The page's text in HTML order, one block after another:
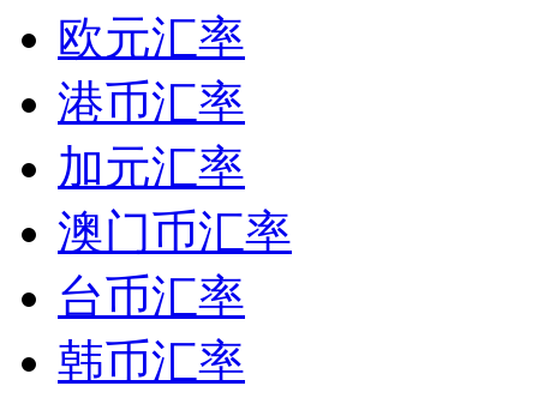
欧元汇率
港币汇率
加元汇率
澳门币汇率
台币汇率
韩币汇率